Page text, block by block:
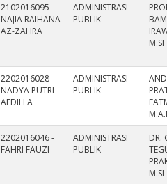
2102016095 -
NAJIA RAIHANA
AZ-ZAHRA
ADMINISTRASI
PUBLIK
M.SI
2202016028 -
NADYA PUTRI
AFDILLA
ADMINISTRASI
PUBLIK
2202016046 -
FAHRI FAUZI
ADMINISTRASI
PUBLIK
DR.
M.SI